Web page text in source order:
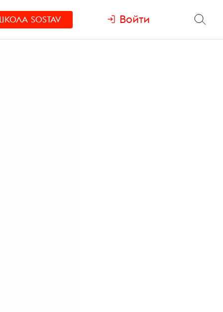
SOSTAV Войти